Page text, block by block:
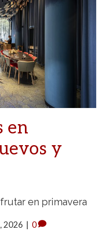
en
y
en primavera
2026 | 0